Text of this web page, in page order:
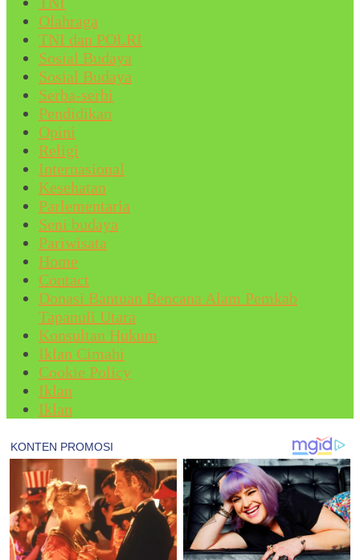
Olahraga
TNI dan POLRI
Sosial Budaya
Sosial Budaya
Serba-serbi
Pendidikan
Opini
Religi
Internasional
Kesehatan
Parlementaria
Seni budaya
Pariwisata
Home
Contact
Donasi Bantuan Bencana Alam Pemkab
Tapanuli Utara
Konsultan Hukum
Iklan Cimahi
Cookie Policy
Iklan
Iklan